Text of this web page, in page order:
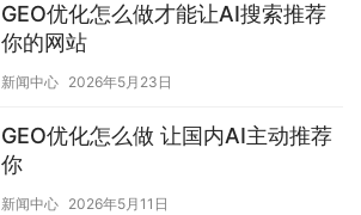
GEO优化怎么做才能让AI搜索推荐
你的网站
新闻中心 2026年5月23日
GEO优化怎么做 让国内AI主动推荐
你
新闻中心 2026年5月11日